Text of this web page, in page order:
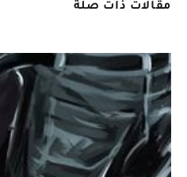
مقالات ذات صلة